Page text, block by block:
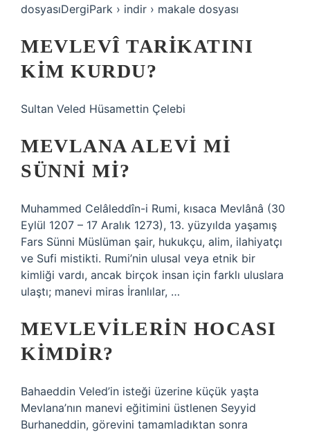
dosyasıDergiPark › indir › makale dosyası
MEVLEVÎ TARIKATINI
KIM KURDU?
Sultan Veled Hüsamettin Çelebi
MEVLANA ALEVI MI
SÜNNI MI?
Muhammed Celâleddîn-i Rumi, kısaca Mevlânâ (30
Eylül 1207 – 17 Aralık 1273), 13. yüzyılda yaşamış
Fars Sünni Müslüman şair, hukukçu, alim, ilahiyatçı
ve Sufi mistikti. Rumi’nin ulusal veya etnik bir
kimliği vardı, ancak birçok insan için farklı uluslara
ulaştı; manevi miras İranlılar, …
MEVLEVILERIN HOCASI
KIMDIR?
Bahaeddin Veled’in isteği üzerine küçük yaşta
Mevlana’nın manevi eğitimini üstlenen Seyyid
Burhaneddin, görevini tamamladıktan sonra